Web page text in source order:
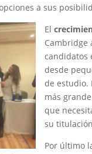
a sus
El
Cambridge
candidatos
desde
de estudio.
más
que
su
Por último